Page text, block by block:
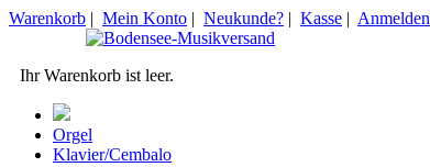
Warenkorb | Mein Konto | Neukunde? | Kasse | Anmelden
Ihr Warenkorb ist leer.
Orgel
Klavier/Cembalo